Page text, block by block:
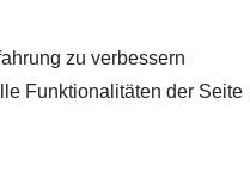
zu verbessern
Funktionalitäten der Seite